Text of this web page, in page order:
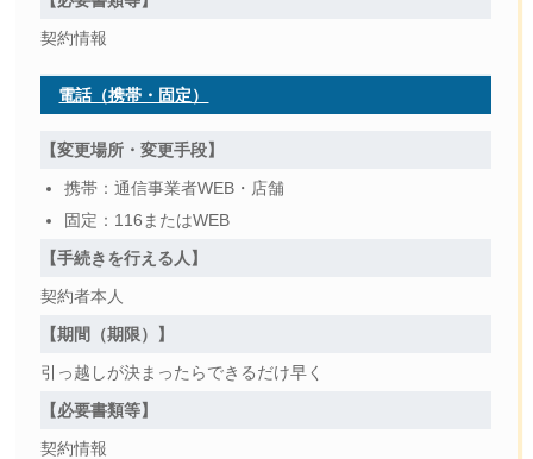
契約情報
電話（携帯・固定）
【変更場所・変更手段】
携帯：通信事業者WEB・店舗
固定：116またはWEB
【手続きを行える人】
契約者本人
【期間（期限）】
引っ越しが決まったらできるだけ早く
【必要書類等】
契約情報